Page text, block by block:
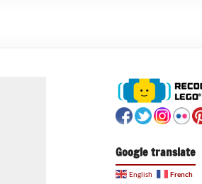
Google translate
English French